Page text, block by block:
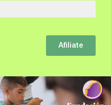
Afiliate